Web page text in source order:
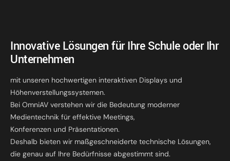
Innovative Lösungen für Ihre Schule oder Ihr
Unternehmen
mit unseren hochwertigen interaktiven Displays und
Höhenverstellungssystemen.
Bei OmniAV verstehen wir die Bedeutung moderner
Medientechnik für effektive Meetings,
Konferenzen und Präsentationen.
Deshalb bieten wir maßgeschneiderte technische Lösungen,
die genau auf Ihre Bedürfnisse abgestimmt sind.